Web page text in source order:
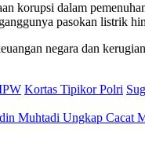
korupsi dalam
pasokan listrik
negara dan
Kortas Tipikor Polri
Muhtadi Ungkap Cacat